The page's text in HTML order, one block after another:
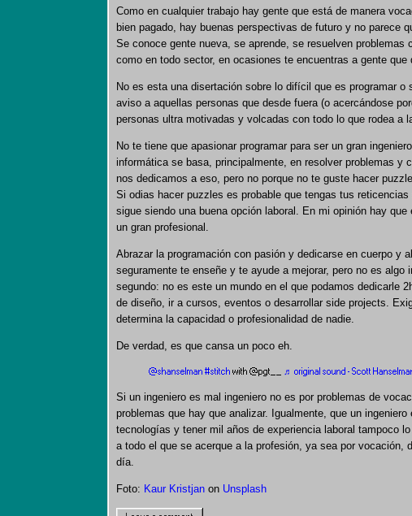
Como en cualquier trabajo hay gente que está de manera
bien pagado, hay buenas perspectivas de futuro y no parece
Se conoce gente nueva, se aprende, se resuelven
como en todo sector, en ocasiones te encuentras a gente
No es esta una disertación sobre lo difícil que es programar
aviso a aquellas personas que desde fuera (o acercándose
personas ultra motivadas y volcadas con todo lo que rodea a
No te tiene que apasionar programar para ser un gran
informática se basa, principalmente, en resolver problemas
nos dedicamos a eso, pero no porque no te guste hacer
Si odias hacer puzzles es probable que tengas tus
sigue siendo una buena opción laboral. En mi opinión hay
un gran profesional.
Abrazar la programación con pasión y dedicarse en cuerpo y
seguramente te enseñe y te ayude a mejorar, pero no es
segundo: no es este un mundo en el que podamos dedicarle
de diseño, ir a cursos, eventos o desarrollar side projects.
determina la capacidad o profesionalidad de nadie.
De verdad, es que cansa un poco eh.
@shanselman #stitch with @pgt__ ♬ original sound - Scott
Si un ingeniero es mal ingeniero no es por problemas de
problemas que hay que analizar. Igualmente, que un
tecnologías y tener mil años de experiencia laboral tampoco
a todo el que se acerque a la profesión, ya sea por vocación,
día.
Foto: Kaur Kristjan on Unsplash